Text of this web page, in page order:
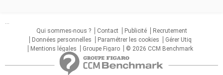
...
Qui sommes-nous ?
Contact Publicité
Recrutement
Données personnelles
Paramétrer les cookies
Gérer Utiq
Mentions légales
Groupe Figaro © 2026 CCM Benchmark